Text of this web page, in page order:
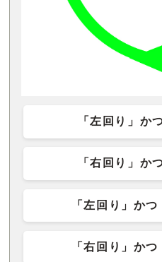
「左回り」か
「右回り」か
「左回り」か
「右回り」か